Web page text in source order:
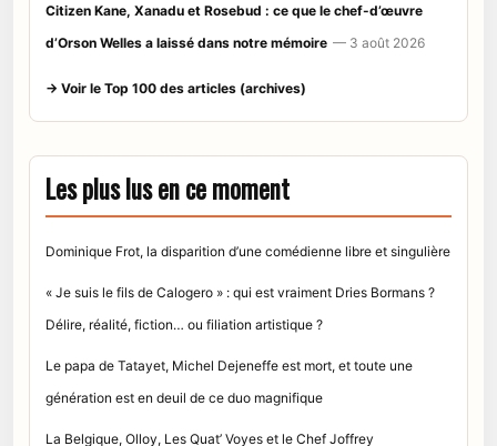
Citizen Kane, Xanadu et Rosebud : ce que le chef-d’œuvre
d’Orson Welles a laissé dans notre mémoire — 3 août 2026
→ Voir le Top 100 des articles (archives)
Les plus lus en ce moment
Dominique Frot, la disparition d’une comédienne libre et singulière
« Je suis le fils de Calogero » : qui est vraiment Dries Bormans ?
Délire, réalité, fiction… ou filiation artistique ?
Le papa de Tatayet, Michel Dejeneffe est mort, et toute une
génération est en deuil de ce duo magnifique
La Belgique, Olloy, Les Quat’ Voyes et le Chef Joffrey